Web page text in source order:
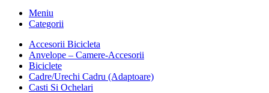
Meniu
Categorii
Accesorii Bicicleta
Anvelope – Camere-Accesorii
Biciclete
Cadre/Urechi Cadru (Adaptoare)
Casti Si Ochelari